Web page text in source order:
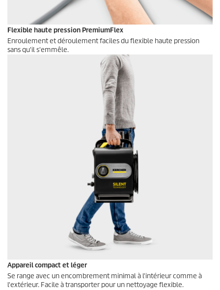
Flexible haute pression PremiumFlex
Enroulement et déroulement faciles du flexible haute pression
sans qu'il s'emmêle.
Appareil compact et léger
Se range avec un encombrement minimal à l'intérieur comme à
l'extérieur. Facile à transporter pour un nettoyage flexible.